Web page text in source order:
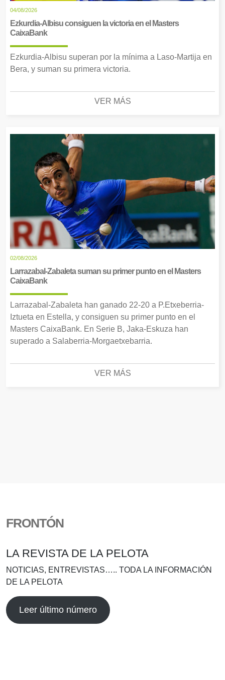
04/08/2026
Ezkurdia-Albisu consiguen la victoria en el Masters
CaixaBank
Ezkurdia-Albisu superan por la mínima a Laso-Martija en
Bera, y suman su primera victoria.
VER MÁS
02/08/2026
Larrazabal-Zabaleta suman su primer punto en el Masters
CaixaBank
Larrazabal-Zabaleta han ganado 22-20 a P.Etxeberria-
Iztueta en Estella, y consiguen su primer punto en el
Masters CaixaBank. En Serie B, Jaka-Eskuza han
superado a Salaberria-Morgaetxebarria.
VER MÁS
FRONTÓN
LA REVISTA DE LA PELOTA
NOTICIAS, ENTREVISTAS….. TODA LA INFORMACIÓN
DE LA PELOTA
Leer último número